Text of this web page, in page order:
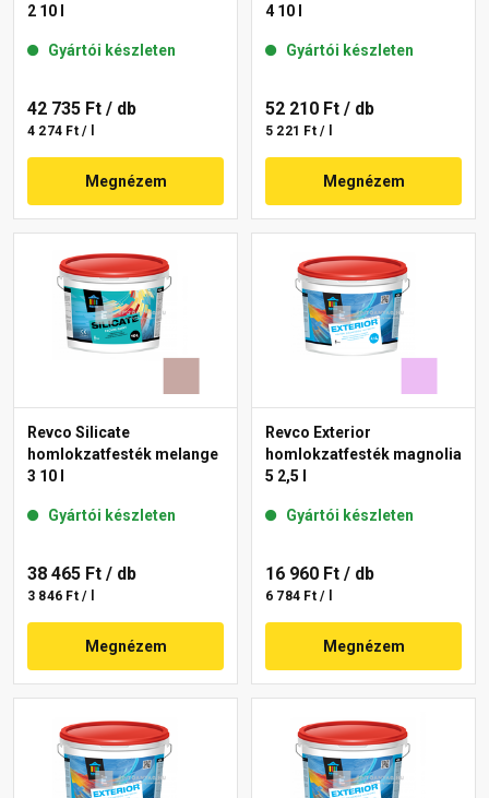
2 10 l
Gyártói készleten
42 735 Ft / db
4 274 Ft / l
Megnézem
4 10 l
Gyártói készleten
52 210 Ft / db
5 221 Ft / l
Megnézem
Revco Silicate
homlokzatfesték melange
3 10 l
Gyártói készleten
38 465 Ft / db
3 846 Ft / l
Megnézem
Revco Exterior
homlokzatfesték magnolia
5 2,5 l
Gyártói készleten
16 960 Ft / db
6 784 Ft / l
Megnézem